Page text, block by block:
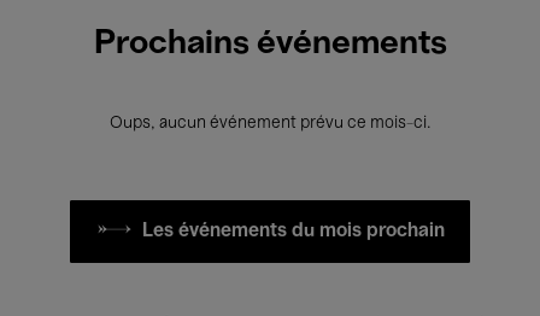
Prochains événements
Oups, aucun événement prévu ce mois-ci.
Les événements du mois prochain